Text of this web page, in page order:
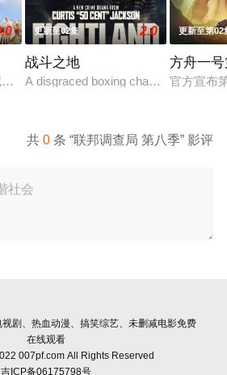
姆经营酒吧的英国前刑警，原以为能
更新至02集 2.0
战斗之地
A disgraced boxing champion is
更新至第02
方舟一
官方宣布
共0 条 “联邦调查局 第八季” 影评
剧、热血动漫、搞笑综艺、未删减电影免费
在线观看
007pf.com All Rights Reserved
吉ICP备06175798号